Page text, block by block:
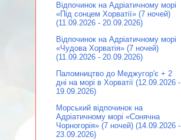
Відпочинок на Адріатичному морі
«Під сонцем Хорватії» (7 ночей)
(11.09.2026 - 20.09.2026)
Відпочинок на Адріатичному морі
«Чудова Хорватія» (7 ночей)
(11.09.2026 - 20.09.2026)
Паломництво до Меджугор'є + 2
дні на морі в Хорватії (12.09.2026 -
19.09.2026)
Морський відпочинок на
Адріатичному морі «Сонячна
Чорногорія» (7 ночей) (14.09.2026 -
23.09.2026)